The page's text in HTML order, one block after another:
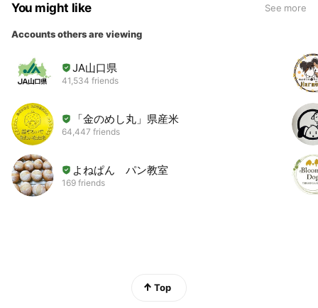
You might like See more
Accounts others are viewing
JA山口県
41,534 friends
「金のめし丸」県産米
64,447 friends
よねぱん パン教室
169 friends
Top